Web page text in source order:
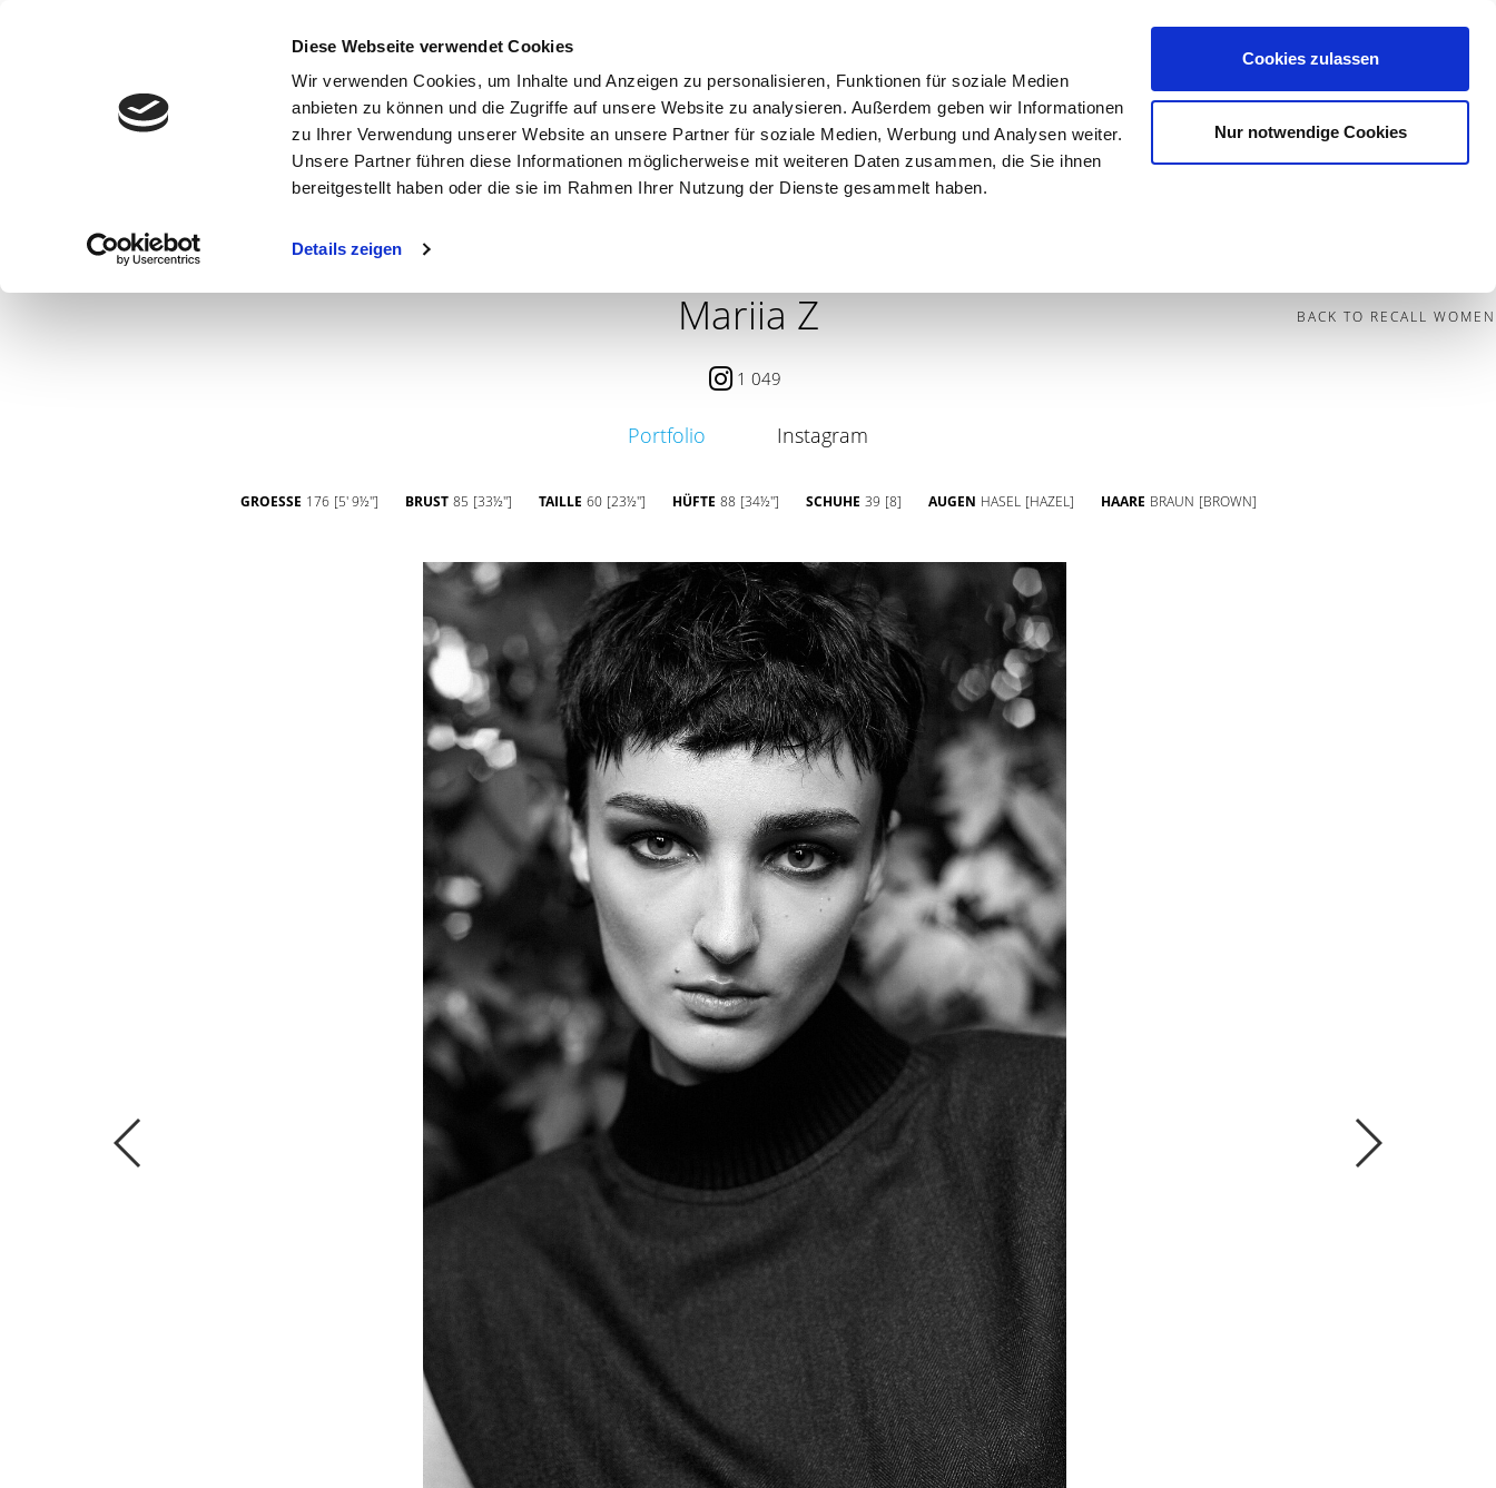
Diese Webseite verwendet Cookies
Wir verwenden Cookies, um Inhalte und Anzeigen zu personalisieren, Funktionen für soziale Medien
anbieten zu können und die Zugriffe auf unsere Website zu analysieren. Außerdem geben wir Informationen
zu Ihrer Verwendung unserer Website an unsere Partner für soziale Medien, Werbung und Analysen weiter.
Unsere Partner führen diese Informationen möglicherweise mit weiteren Daten zusammen, die Sie ihnen
bereitgestellt haben oder die sie im Rahmen Ihrer Nutzung der Dienste gesammelt haben.
Details zeigen
Cookies zulassen
Nur notwendige Cookies
Contact
MAIN BOARD
NEW FACES
Mariia Z BACK TO RECALL WOMEN
1 049
Portfolio Instagram
GROESSE 176 [5' 9½''] BRUST 85 [33½''] TAILLE 60 [23½''] HÜFTE 88 [34½''] SCHUHE 39 [8] AUGEN HASEL [HAZEL] HAARE BRAUN [BROWN]